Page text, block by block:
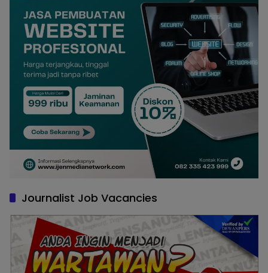
Journalist Job Vacancies